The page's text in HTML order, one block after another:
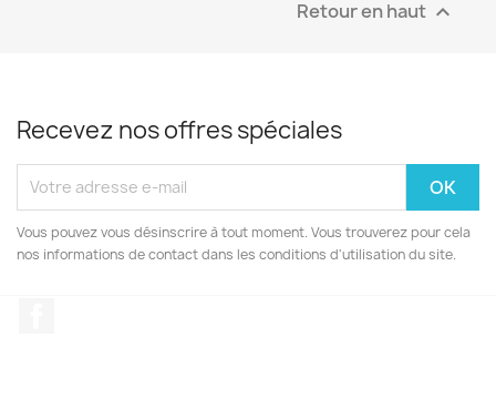
Retour en haut 
Recevez nos offres spéciales
Vous pouvez vous désinscrire à tout moment. Vous trouverez pour cela
nos informations de contact dans les conditions d'utilisation du site.